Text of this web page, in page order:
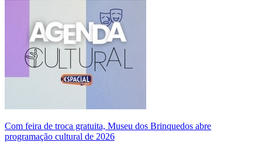
Com feira de troca gratuita, Museu dos Brinquedos abre
programação cultural de 2026